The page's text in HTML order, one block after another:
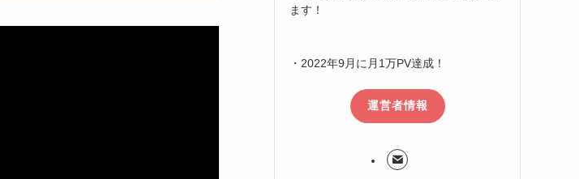
ます！
・2022年9月に月1万PV達成！
運営者情報